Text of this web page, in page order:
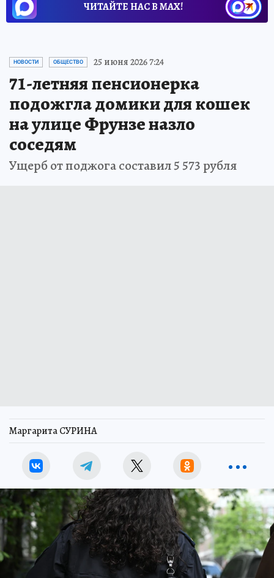
ЧИТАЙТЕ НАС В МАХ!
НОВОСТИ ОБЩЕСТВО 25 июня 2026 7:24
71-летняя пенсионерка
подожгла домики для кошек
на улице Фрунзе назло
соседям
Ущерб от поджога составил 5 573 рубля
Маргарита СУРИНА